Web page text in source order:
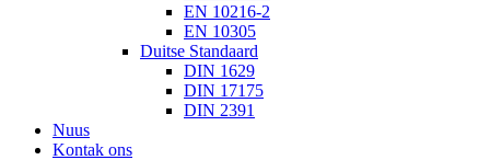
EN 10216-2
EN 10305
Duitse Standaard
DIN 1629
DIN 17175
DIN 2391
Nuus
Kontak ons